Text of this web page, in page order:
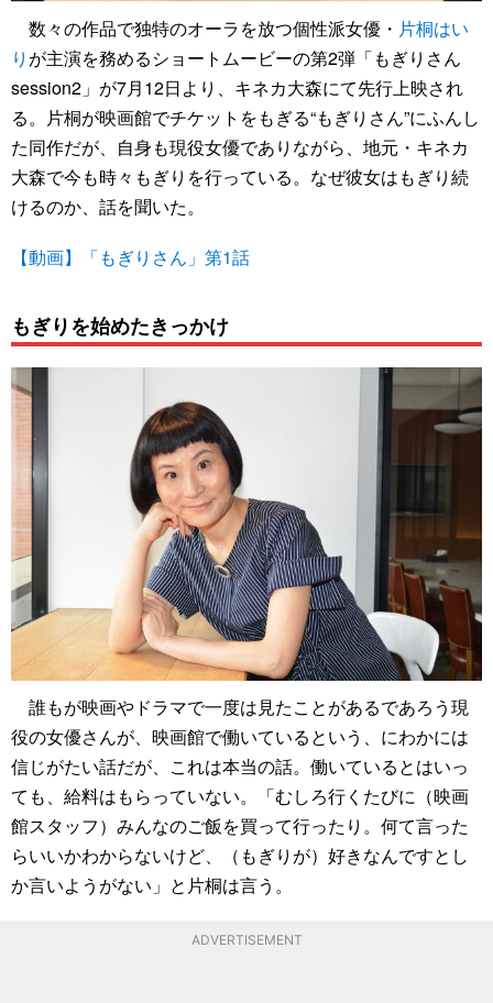
数々の作品で独特のオーラを放つ個性派女優・ 片桐はい
り が主演を務めるショートムービーの第2弾「もぎりさん
session2」が7月12日より、キネカ大森にて先行上映され
る。片桐が映画館でチケットをもぎる“もぎりさん”にふんし
た同作だが、自身も現役女優でありながら、地元・キネカ
大森で今も時々もぎりを行っている。なぜ彼女はもぎり続
けるのか、話を聞いた。
【動画】「もぎりさん」第1話
もぎりを始めたきっかけ
誰もが映画やドラマで一度は見たことがあるであろう現
役の女優さんが、映画館で働いているという、にわかには
信じがたい話だが、これは本当の話。働いているとはいっ
ても、給料はもらっていない。「むしろ行くたびに（映画
館スタッフ）みんなのご飯を買って行ったり。何て言った
らいいかわからないけど、（もぎりが）好きなんですとし
か言いようがない」と片桐は言う。
ADVERTISEMENT